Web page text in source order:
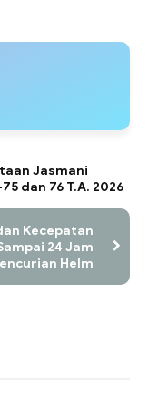
Jasmani
dan 76 T.A. 2026
Kecepatan
24 Jam
Helm